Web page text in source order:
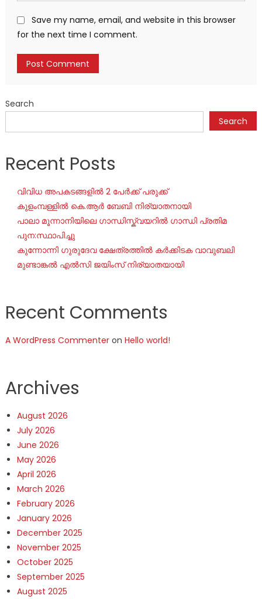
Save my name, email, and website in this browser
for the next time I comment.
Search
Search
Recent Posts
വിവിധ അപകടങ്ങളിൽ 2 പേർക്ക് പരുക്ക്
കുളംമ്പള്ളിൽ കെ.ആർ ബേബി നിര്യാതനായി
പാലാ മൂന്നാനിയിലെ ഗാന്ധിസ്ക്വയറിൽ ഗാന്ധി പ്രതിമ
പുന:സ്ഥാപിച്ചു
കുന്നോന്നി ഗുരുദേവ ക്ഷേത്രത്തിൽ കർക്കിടക വാവുബലി
മുണ്ടാങ്കൽ എൽസി ജയിംസ് നിര്യാതയായി
Recent Comments
A WordPress Commenteron Hello world!
Archives
August 2026
July 2026
June 2026
May 2026
April 2026
March 2026
February 2026
January 2026
December 2025
November 2025
October 2025
September 2025
August 2025